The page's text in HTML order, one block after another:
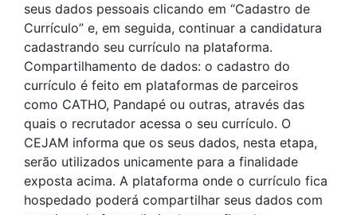
seus dados pessoais clicando em “Cadastro de
Currículo” e, em seguida, continuar a candidatura
cadastrando seu currículo na plataforma.
Compartilhamento de dados: o cadastro do
currículo é feito em plataformas de parceiros
como CATHO, Pandapé ou outras, através das
quais o recrutador acessa o seu currículo. O
CEJAM informa que os seus dados, nesta etapa,
serão utilizados unicamente para a finalidade
exposta acima. A plataforma onde o currículo fica
hospedado poderá compartilhar seus dados com